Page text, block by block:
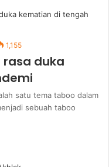
1,155
duka
satu tema taboo dalam
sebuah taboo